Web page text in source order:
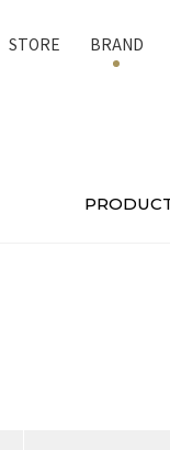
STORE BRAND